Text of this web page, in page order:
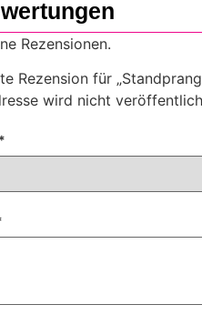
Rezensionen.
Rezension für
wird nicht
*